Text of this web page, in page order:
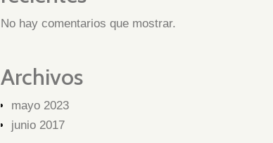
No hay comentarios que mostrar.
Archivos
mayo 2023
junio 2017